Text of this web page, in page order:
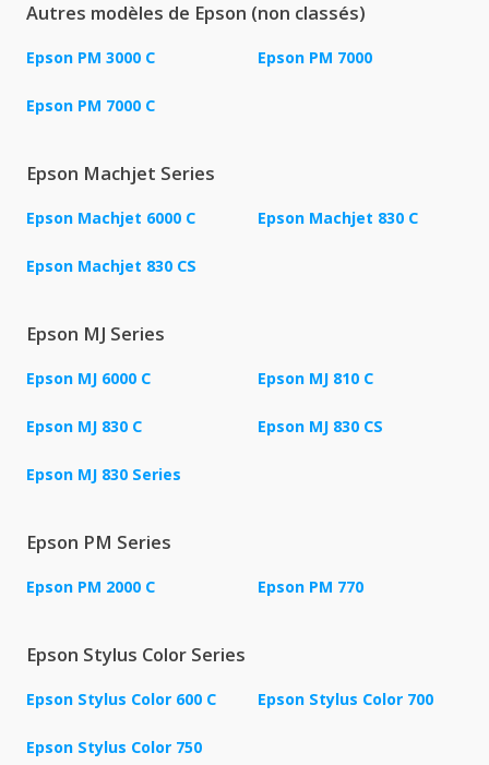
Autres modèles de Epson (non classés)
Epson PM 3000 C Epson PM 7000
Epson PM 7000 C
Epson Machjet Series
Epson Machjet 6000 C Epson Machjet 830 C
Epson Machjet 830 CS
Epson MJ Series
Epson MJ 6000 C Epson MJ 810 C
Epson MJ 830 C Epson MJ 830 CS
Epson MJ 830 Series
Epson PM Series
Epson PM 2000 C Epson PM 770
Epson Stylus Color Series
Epson Stylus Color 600 C Epson Stylus Color 700
Epson Stylus Color 750